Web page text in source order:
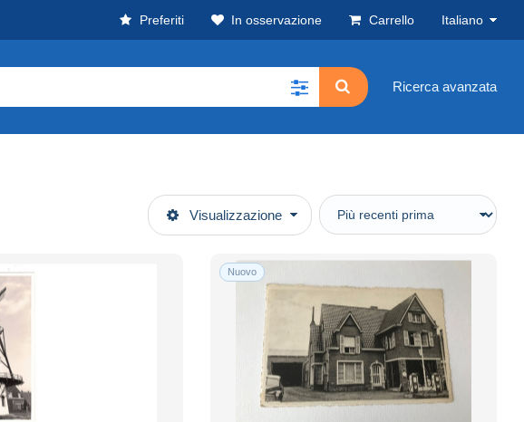
Preferiti In osservazione Carrello Italiano
Ricerca avanzata
Visualizzazione
Nuovo